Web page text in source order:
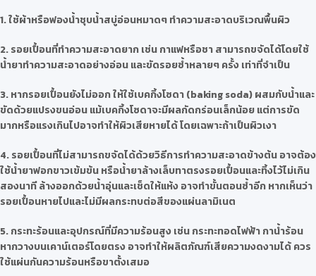
1. ใช้ผ้าหรือฟองน้ำชุบน้ำสบู่อ่อนหมาดๆ ทำความสะอาดบริเวณพื้นผิว
2. รอยเปื้อนที่ทำความสะอาดยาก เช่น กาแฟหรือชา สามารถขจัดได้โดยใช้
น้ำยาทำความสะอาดอย่างอ่อน และขัดรอยซ้ำหลายๆ ครั้ง เท่าที่จำเป็น
3. หากรอยเปื้อนยังไม่ออก ให้ใช้เบคกิ้งโซดา (baking soda) ผสมกับน้ำและ
ขัดด้วยแปรงขนอ่อน แม้เบคกิ้งโซดาจะมีผลกัดกร่อนเล็กน้อย แต่การขัด
มากหรือแรงเกินไปอาจทำให้ผิวเสียหายได้ โดยเฉพาะถ้าเป็นผิวเงา
4. รอยเปื้อนที่ไม่สามารถขจัดได้ด้วยวิธีการทำความสะอาดข้างต้น อาจต้อง
ใช้น้ำยาฟอกขาวเข้มข้น หรือน้ำยาล้างเล็บทาตรงรอยเปื้อนและทิ้งไว้ไม่เกิน
สองนาที ล้างออกด้วยน้ำอุ่นและเช็ดให้แห้ง อาจทำขั้นตอนซ้ำอีก หากเห็นว่า
รอยเปื้อนหายไปและไม่มีผลกระทบต่อสีของแผ่นลามิเนต
5. กระทะร้อนและอุปกรณ์ที่มีความร้อนสูง เช่น กระทะทอดไฟฟ้า กาน้ำร้อน
หากวางบนเคาน์เตอร์โดยตรง อาจทำให้ผลิตภัณฑ์เสียความงดงามได้ ควร
ใช้แผ่นกันความร้อนหรือขาตั้งเสมอ